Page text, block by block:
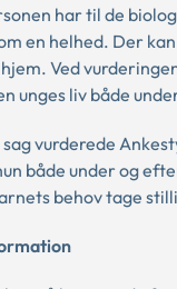
har til de
en helhed. Der
Ved
unges liv både
sag vurderede
både under og
behov tage